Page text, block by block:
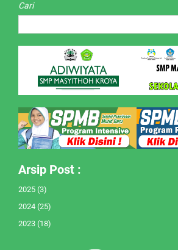
Cari
Arsip Post :
2025 (3)
2024 (25)
2023 (18)